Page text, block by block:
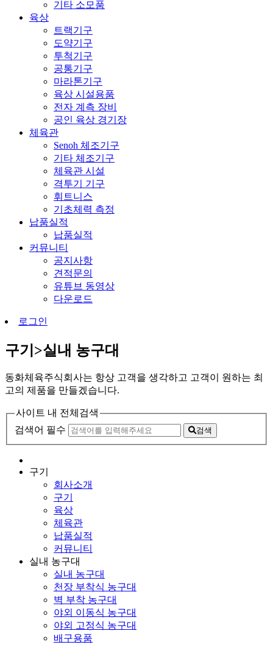
기타 소모품
육상
트랙기구
도약기구
투척기구
공통기구
마라톤기구
육상 시설용품
전자 계측 장비
공인 육상 경기장
체육관
Senoh 체조기구
기타 체조기구
체육관 시설
격투기 기구
휘트니스
기초체력 측정
납품실적
납품실적
커뮤니티
공지사항
견적문의
유튜브 동영상
다운로드
로그인
구기>실내 농구대
동화체육주식회사는 항상 고객을 생각하고 고객이 원하는 최
고의 제품을 만들겠습니다.
사이트 내 전체검색
검색어 필수
검색
구기
회사소개
구기
육상
체육관
납품실적
커뮤니티
실내 농구대
실내 농구대
천장 부착식 농구대
벽 부착 농구대
야외 이동식 농구대
야외 고정식 농구대
배구용품